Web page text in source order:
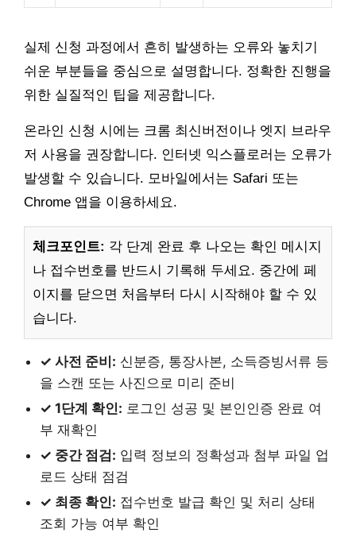
실제 신청 과정에서 흔히 발생하는 오류와 놓치기
쉬운 부분들을 중심으로 설명합니다. 정확한 진행을
위한 실질적인 팁을 제공합니다.
온라인 신청 시에는 크롬 최신버전이나 엣지 브라우
저 사용을 권장합니다. 인터넷 익스플로러는 오류가
발생할 수 있습니다. 모바일에서는 Safari 또는
Chrome 앱을 이용하세요.
체크포인트: 각 단계 완료 후 나오는 확인 메시지
나 접수번호를 반드시 기록해 두세요. 중간에 페
이지를 닫으면 처음부터 다시 시작해야 할 수 있
습니다.
✓ 사전 준비: 신분증, 통장사본, 소득증빙서류 등
을 스캔 또는 사진으로 미리 준비
✓ 1단계 확인: 로그인 성공 및 본인인증 완료 여
부 재확인
✓ 중간 점검: 입력 정보의 정확성과 첨부 파일 업
로드 상태 점검
✓ 최종 확인: 접수번호 발급 확인 및 처리 상태
조회 가능 여부 확인